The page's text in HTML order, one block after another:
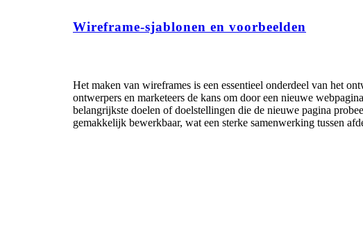
Wireframe-sjablonen en voorbeelden
Het maken van wireframes is een essentieel onderdeel van het
ontwerpers en marketeers de kans om door een nieuwe
belangrijkste doelen of doelstellingen die de nieuwe pagina
gemakkelijk bewerkbaar, wat een sterke samenwerking tussen